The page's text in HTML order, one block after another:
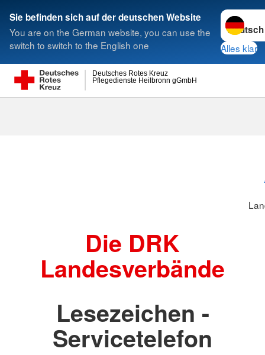
Sie befinden sich auf der deutschen Website
You are on the German website, you can use the
switch to switch to the English one
Sprache
Alles klar
Pflegedienste Heilbronn gGmbH
Deutsches Rotes Kreuz
Suche
Die DRK
Landesverbände
Lesezeichen -
Servicetelefon